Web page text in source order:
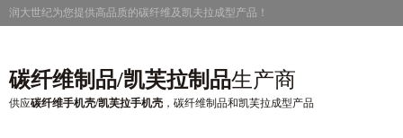
润大世纪为您提供高品质的碳纤维及凯夫拉成型产品！
碳纤维制品/凯芙拉制品生产商
供应碳纤维手机壳/凯芙拉手机壳 ，碳纤维制品和凯芙拉成型产品